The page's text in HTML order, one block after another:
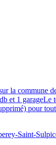
la
et 1
pour